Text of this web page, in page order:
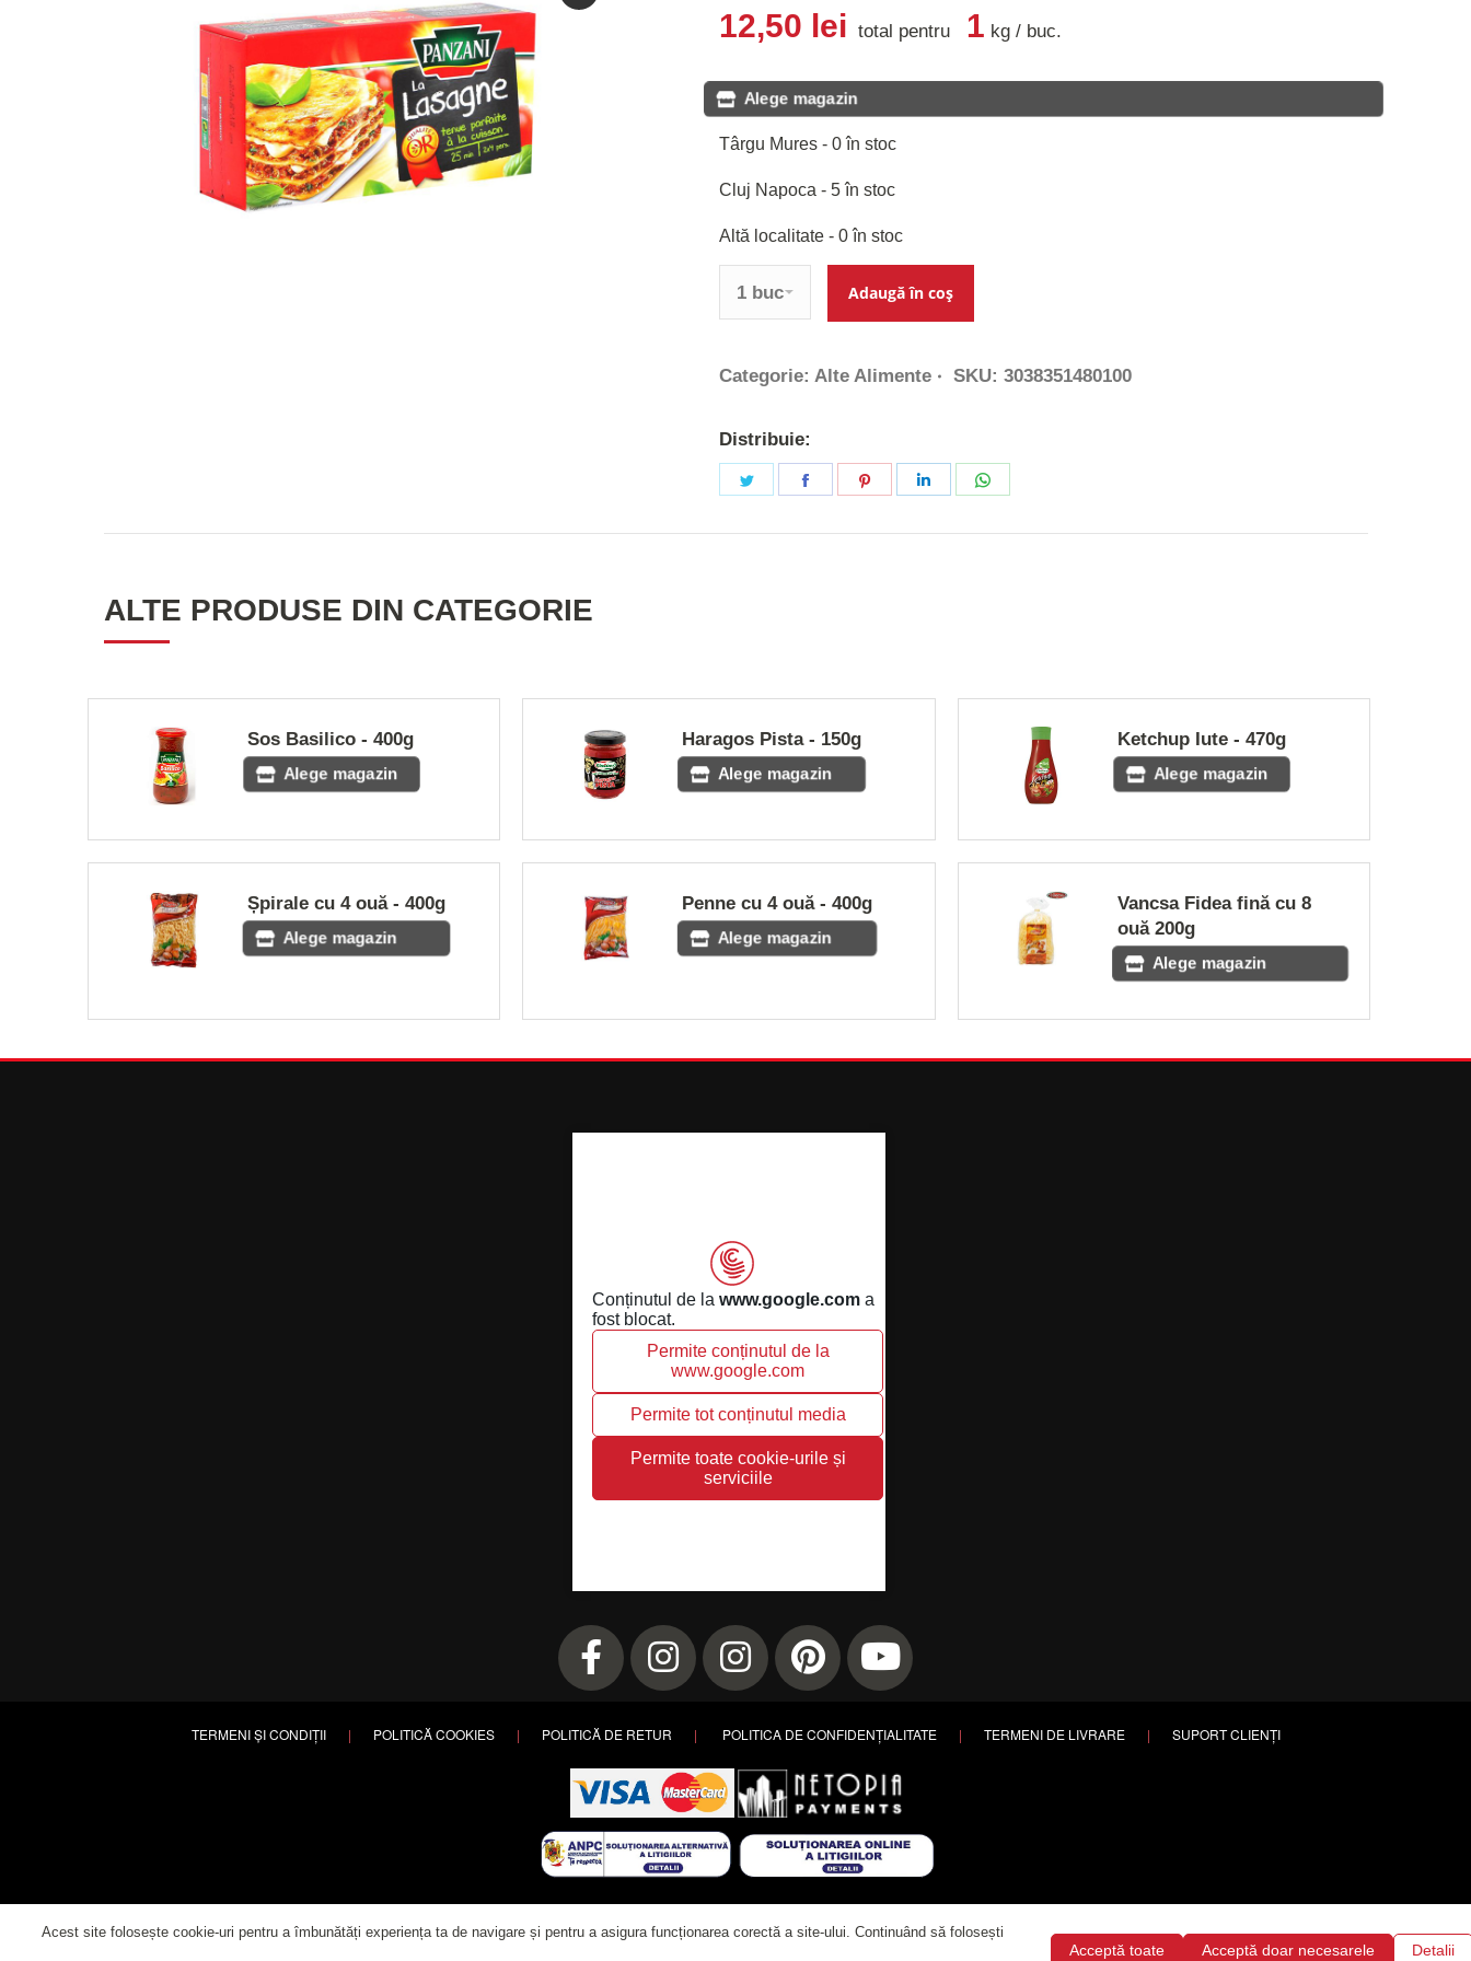
12,50 lei total pentru 1 kg / buc.
Alege magazin
Târgu Mures - 0 în stoc
Cluj Napoca - 5 în stoc
Altă localitate - 0 în stoc
Adaugă în coș
Categorie: Alte Alimente SKU: 3038351480100
Distribuie:
Share
Share
Share
Share Share
ALTE PRODUSE DIN CATEGORIE
Sos Basilico - 400g
Alege magazin
Haragos Pista - 150g
Alege magazin
Ketchup Iute - 470g
Alege magazin
Șpirale cu 4 ouă - 400g
Alege magazin
Penne cu 4 ouă - 400g
Alege magazin
Vancsa Fidea fină cu 8
ouă 200g
Alege magazin
TERMENI ȘI CONDIȚII | POLITICĂ COOKIES | POLITICĂ DE RETUR | POLITICA DE CONFIDENȚIALITATE | TERMENI DE LIVRARE | SUPORT CLIENȚI
Copyright ©2026 PETRY. All rights reserved. | Website designed byAlla Creation.
Acest site folosește cookie-uri pentru a îmbunătăți experiența ta de navigare și pentru a asigura funcționarea corectă a site-ului. Continuând să folosești
Acceptă toate Acceptă doar necesarele Detalii